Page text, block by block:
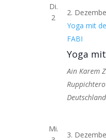
Di.
2
Yoga
2.
Yoga mit
FABI
Ain Karem
Deutschland
Mi.
3.